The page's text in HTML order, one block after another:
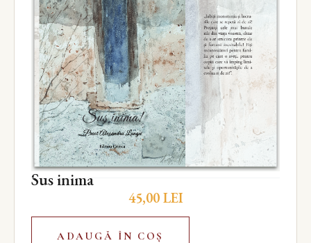
Sus inima
45,00LEI
ADAUGĂ ÎN COȘ